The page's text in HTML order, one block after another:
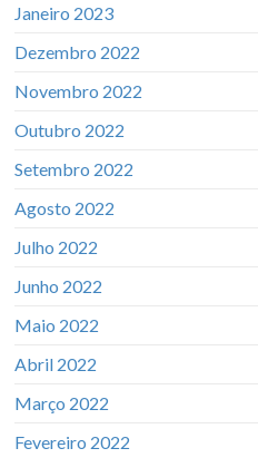
Janeiro 2023
Dezembro 2022
Novembro 2022
Outubro 2022
Setembro 2022
Agosto 2022
Julho 2022
Junho 2022
Maio 2022
Abril 2022
Março 2022
Fevereiro 2022